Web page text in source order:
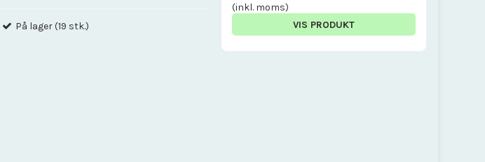
På lager (19 stk.)
(inkl. moms)
VIS PRODUKT